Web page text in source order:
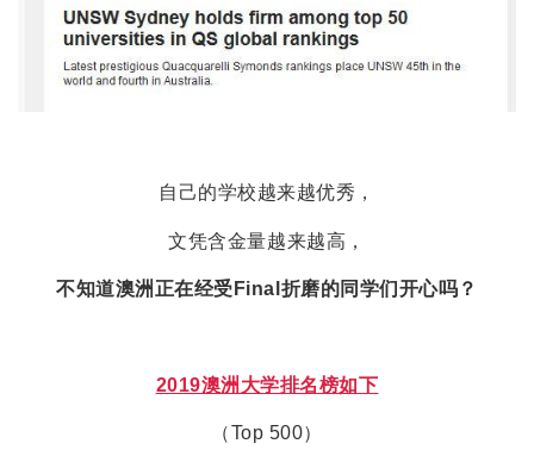
自己的学校越来越优秀，
文凭含金量越来越高，
不知道澳洲正在经受Final折磨的同学们开心吗？
2019澳洲大学排名榜如下
（Top 500）